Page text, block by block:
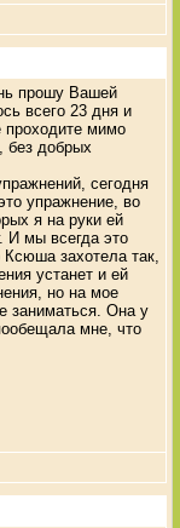
прошу Вашей
всего 23 дня и
проходите мимо
добрых
сегодня
упражнение, во
я на руки ей
И мы всегда это
захотела так,
устанет и ей
но на мое
заниматься. Она у
мне, что